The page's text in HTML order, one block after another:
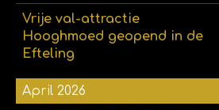
Vrije val-attractie
Hooghmoed geopend in de
Efteling
April 2026